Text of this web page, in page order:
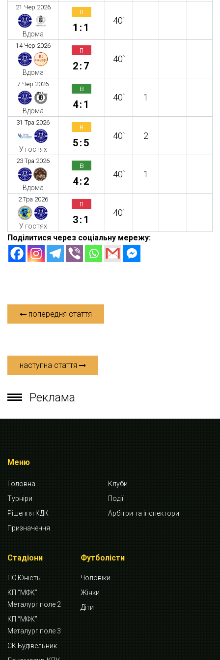
21 Чер 2026
Вдома
н
1:1
40`
14 Чер 2026
Вдома
п
2:7
40`
7 Чер 2026
Вдома
в
4:1
40` 1
31 Тра 2026
У гостях
н
5:5
40` 2
23 Тра 2026
Вдома
в
4:2
40` 1
2 Тра 2026
У гостях
п
3:1
40`
Поділитися через соціальну мережу:
попередня стаття
наступна стаття
Реклама
Меню
Головна
Клуби
Турніри
Події
Рішення КДК
Арбітри та інспектори
Призначення
Стадіони
ПС Юність
КП “МФК”
Металург поле 2
КП “МФК”
Металург поле 3
СК Будівельник
Футболісти
Чоловіки
Жінки
Діти